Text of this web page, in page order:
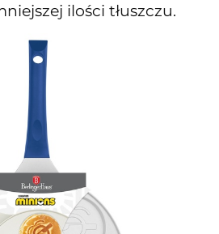
ilości tłuszczu.